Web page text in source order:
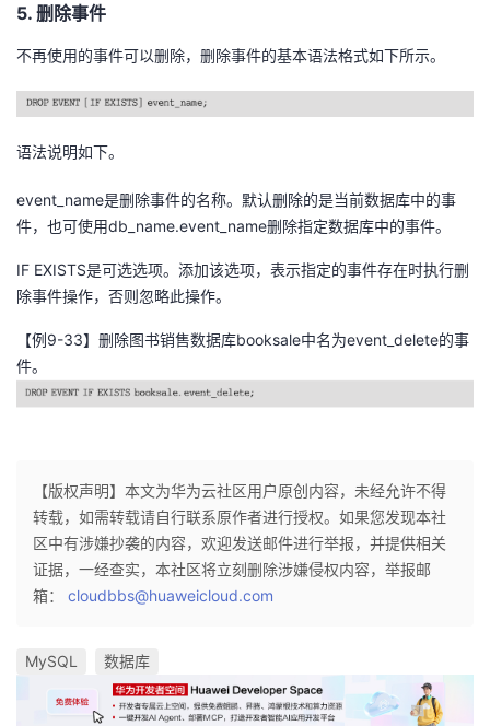
5. 删除事件
不再使用的事件可以删除，删除事件的基本语法格式如下所示。
语法说明如下。
event_name是删除事件的名称。默认删除的是当前数据库中的事
件，也可使用db_name.event_name删除指定数据库中的事件。
IF EXISTS是可选选项。添加该选项，表示指定的事件存在时执行删
除事件操作，否则忽略此操作。
【例9-33】删除图书销售数据库booksale中名为event_delete的事
件。
【版权声明】本文为华为云社区用户原创内容，未经允许不得
转载，如需转载请自行联系原作者进行授权。如果您发现本社
区中有涉嫌抄袭的内容，欢迎发送邮件进行举报，并提供相关
证据，一经查实，本社区将立刻删除涉嫌侵权内容，举报邮
箱： cloudbbs@huaweicloud.com
MySQL 数据库